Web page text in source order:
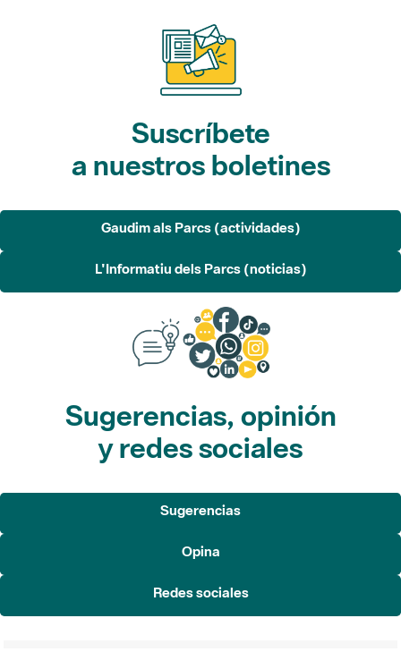
Suscríbete
a nuestros boletines
Gaudim als Parcs (actividades)
L'Informatiu dels Parcs (noticias)
Sugerencias, opinión
y redes sociales
Sugerencias
Opina
Redes sociales